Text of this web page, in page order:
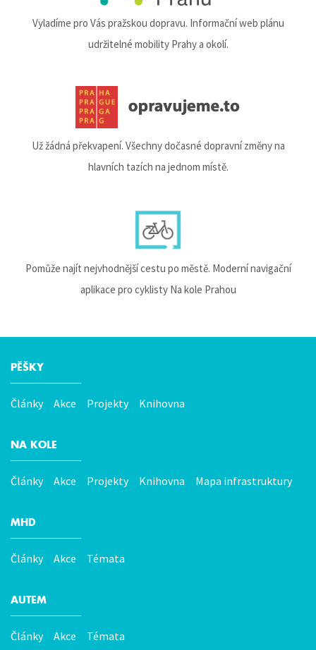
Vyladíme pro Vás pražskou dopravu. Informační web plánu
udržitelné mobility Prahy a okolí.
Už žádná překvapení. Všechny dočasné dopravní změny na
hlavních tazích na jednom místě.
Pomůže najít nejvhodnější cestu po městě. Moderní navigační
aplikace pro cyklisty Na kole Prahou
Hlavní
menu
PĚŠKY
Články Akce Projekty Knihovna
NA KOLE
Články Akce Projekty Knihovna Mapa infrastruktury
MHD
Články Akce Témata
AUTEM
Články Akce Témata